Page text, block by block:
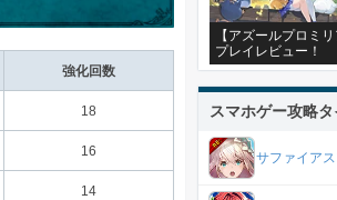
強化回数
18
16
14
【アズールプロミリ
プレイレビュー！
スマホゲー攻略
サファイア